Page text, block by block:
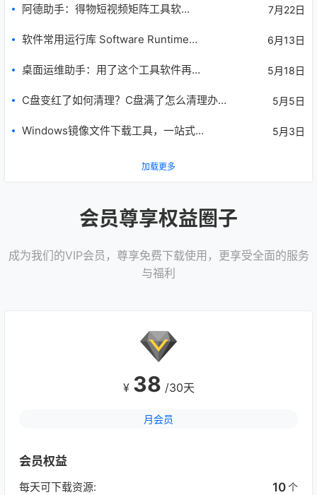
阿德助手：得物短视频矩阵工具软
7月22日
软件常用运行库 Software Runtime
6月13日
桌面运维助手：用了这个工具软件再也
5月18日
C盘变红了如何清理？C盘满了怎么清理办
5月5日
Windows镜像文件下载工具，一站式解
5月3日
加载更多
会员尊享权益圈子
成为我们的VIP会员，尊享免费下载使用，更享受全面的服务
与福利
¥ 38 /30天
月会员
会员权益
每天可下载资源: 10个